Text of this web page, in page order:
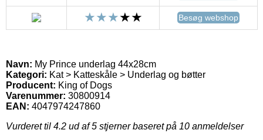
Besøg webshop
Navn: My Prince underlag 44x28cm
Kategori: Kat > Katteskåle > Underlag og bøtter
Producent: King of Dogs
Varenummer: 30800914
EAN: 4047974247860
Vurderet til 4.2 ud af 5 stjerner baseret på 10 anmeldelser